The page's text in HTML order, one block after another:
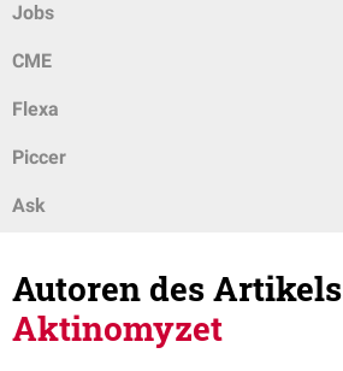
Jobs
CME
Flexa
Piccer
Ask
Autoren des Artikels
Aktinomyzet